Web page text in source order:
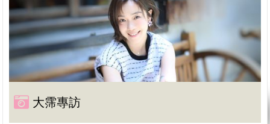
大霈專訪